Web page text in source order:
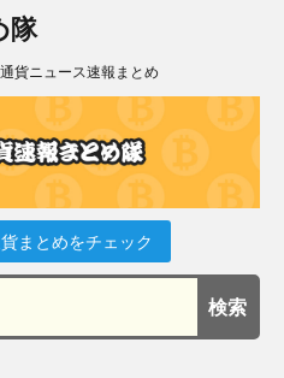
隊
貨ニュース速報まとめ
まとめをチェック